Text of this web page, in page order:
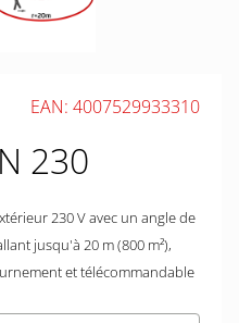
EAN: 4007529933310
230
230 V avec un angle de
jusqu'à 20 m (800 m²),
et télécommandable